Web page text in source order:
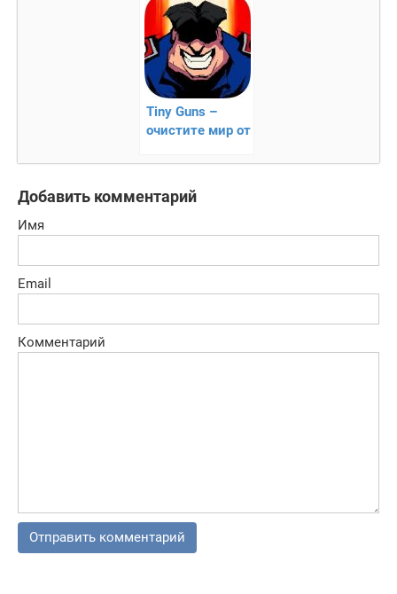
Tiny Guns –
очистите мир от
Добавить комментарий
Имя
Email
Комментарий